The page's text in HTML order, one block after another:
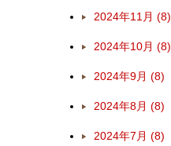
2024年11月 (8)
2024年10月 (8)
2024年9月 (8)
2024年8月 (8)
2024年7月 (8)